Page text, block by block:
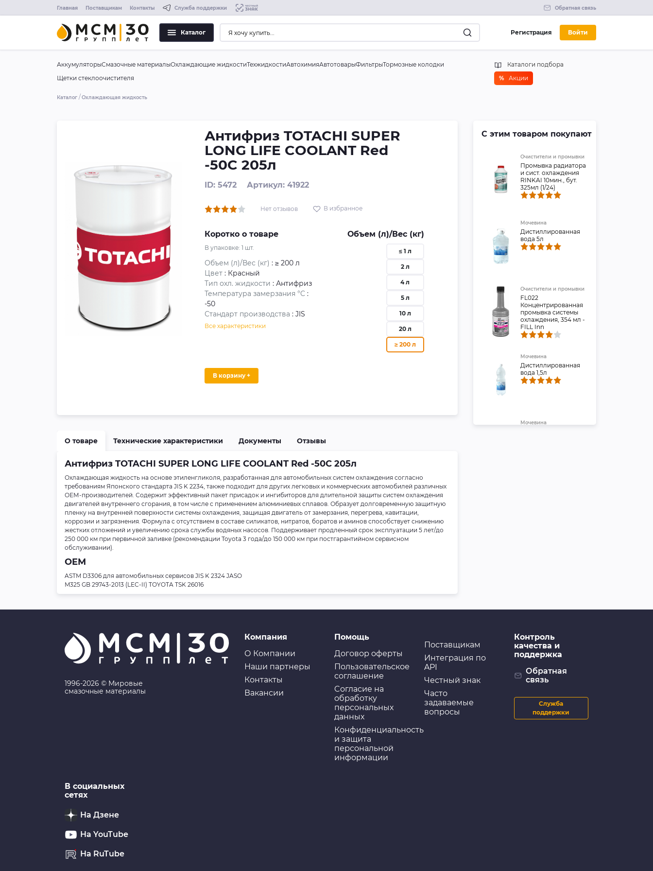
Главная Поставщикам Контакты Служба поддержки Обратная связь
Каталог Регистрация Войти
АккумуляторыСмазочные материалыОхлаждающие жидкостиТехжидкостиАвтохимияАвтотоварыФильтрыТормозные колодки
Щетки стеклоочистителя
Каталоги подбора
% Акции
Каталог Охлаждающая жидкость
Антифриз TOTACHI SUPER
LONG LIFE COOLANT Red
-50C 205л
ID: 5472 Артикул: 41922
Нет отзывов В избранное
Коротко о товаре
В упаковке:1 шт.
Объем (л)/Вес (кг) : ≥ 200 л
Цвет : Красный
Тип охл. жидкости : Антифриз
Температура замерзания °C :
-50
Стандарт производства : JIS
Все характеристики
Объем (л)/Вес (кг)
≤ 1 л
2 л
4 л
5 л
10 л
20 л
≥ 200 л
В корзину +
О товаре Технические характеристики Документы Отзывы
Антифриз TOTACHI SUPER LONG LIFE COOLANT Red -50C 205л
Охлаждающая жидкость на основе этиленгликоля, разработанная для автомобильных систем охлаждения согласно
требованиям Японского стандарта JIS K 2234, также подходит для других легковых и коммерческих автомобилей различных
ОЕМ-производителей. Содержит эффективный пакет присадок и ингибиторов для длительной защиты систем охлаждения
двигателей внутреннего сгорания, в том числе с применением алюминиевых сплавов. Образует долговременную защитную
пленку на внутренней поверхности системы охлаждения, защищая двигатель от замерзания, перегрева, кавитации,
коррозии и загрязнения. Формула с отсутствием в составе силикатов, нитратов, боратов и аминов способствует снижению
жестких отложений и увеличению срока службы водяных насосов. Поддерживает продленный срок эксплуатации 5 лет/до
250 000 км при первичной заливке (рекомендации Toyota 3 года/до 150 000 км при постгарантийном сервисном
обслуживании).
OEM
ASTM D3306 для автомобильных сервисов JIS K 2324 JASO
M325 GB 29743-2013 (LEC-II) TOYOTA TSK 26016
С этим товаром покупают
Очистители и промывки
Промывка радиатора
и сист. охлаждения
RINKAI 10мин., бут.
325мл (1/24)
Мочевина
Дистиллированная
вода 5л
Очистители и промывки
FL022
Концентрированная
промывка системы
охлаждения, 354 мл -
FILL Inn
Мочевина
Дистиллированная
вода 1,5л
Мочевина
1996-2026 © Мировые
смазочные материалы
Компания
О Компании
Наши партнеры
Контакты
Вакансии
Помощь
Договор оферты
Пользовательское
соглашение
Cогласие на
обработку
персональных
данных
Конфиденциальность
и защита
персональной
информации
Поставщикам
Интеграция по
API
Честный знак
Часто
задаваемые
вопросы
Контроль
качества и
поддержка
Обратная
связь
Служба
поддержки
В социальных
сетях
На Дзене
На YouTube
На RuTube